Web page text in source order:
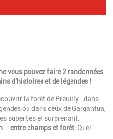
vous pouvez faire 2 randonnées
d'histoires et de légendes !
la forêt de Preuilly : dans
ou dans ceux de Gargantua,
superbes et surprenant.
entre champs et forêt , Quel